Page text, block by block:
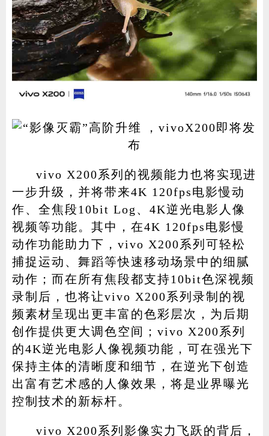
vivo X200系列的视频能力也将实现进
一步升级，并将带来4K 120fps电影慢动
作、全焦段10bit Log、4K逆光电影人像
视频等功能。其中，在4K 120fps电影慢
动作功能助力下，vivo X200系列可轻松
捕捉运动、舞蹈等快速移动场景中的细腻
动作；而在所有焦段都支持10bit色深视频
录制后，也将让vivo X200系列录制的视
频素材呈现出更丰富的色彩层次，为后期
创作提供更大调色空间；vivo X200系列
的4K逆光电影人像视频功能，可在强光下
保持主体的清晰度和细节，在逆光下创造
出富有艺术感的人像效果，将是业界曝光
控制技术的新标杆。
vivo X200系列影像实力飞跃的背后，